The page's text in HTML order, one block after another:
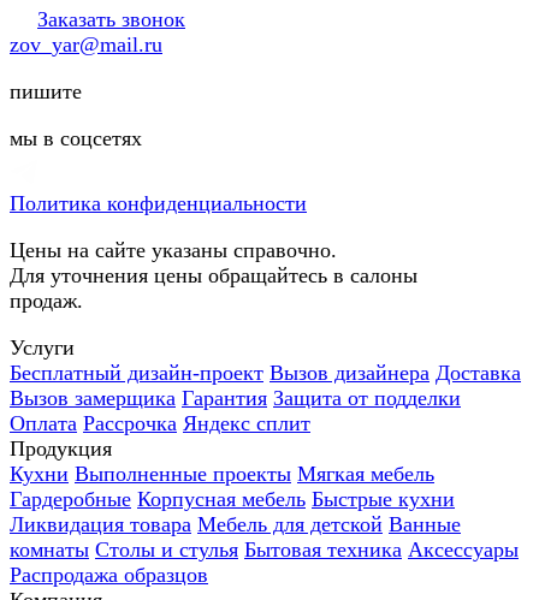
Заказать звонок
zov_yar@mail.ru
пишите
мы в соцсетях
Политика конфиденциальности
Цены на сайте указаны справочно.
Для уточнения цены обращайтесь в салоны
продаж.
Услуги
Бесплатный дизайн-проект Вызов дизайнера Доставка
Вызов замерщика Гарантия Защита от подделки
Оплата Рассрочка Яндекс сплит
Продукция
Кухни Выполненные проекты Мягкая мебель
Гардеробные Корпусная мебель Быстрые кухни
Ликвидация товара Мебель для детской Ванные
комнаты Столы и стулья Бытовая техника Аксессуары
Распродажа образцов